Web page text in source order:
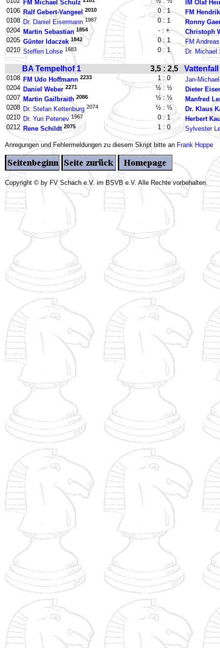
FM Michael Schulz
IM Olaf
0106 Ralf Gebert-Vangeel 2010 0 : 1
FM
0108 Dr. Daniel Eisermann 1987 0 : 1
Ronny
0204 Martin Sebastian 1854 - : +
Christoph
0205 Günter Idaczek 1842 0 : 1
FM
0210 Steffen Lohse 1683 0 : 1 Dr. Michael
BA Tempelhof 1 3,5 : 2,5 Vattenfall
0108 FM Udo Hoffmann 2233 1 : 0
Jan-
0204 Daniel Weber 2271 ½ : ½
Dieter
0207 Martin Gailbraith 2086 ½ : ½
Manfred
0208 Dr. Stefan Kettenburg 2074 ½ : ½
Dr. Klaus
0210 Dr. Yuri Petenev 1967 0 : 1
Herbert
0212 Rene Schildt 2075 1 : 0 Sylvester
Anregungen und Fehlermeldungen zu diesem Skript bitte an Frank Hoppe
Copyright © by FV Schach e.V. im BSVB e.V. Alle Rechte vorbehalten.